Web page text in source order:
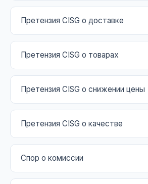
Претензия CISG о доставке
Претензия CISG о товарах
Претензия CISG о снижении цены
Претензия CISG о качестве
Спор о комиссии